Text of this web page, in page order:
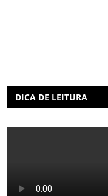
DICA DE LEITURA